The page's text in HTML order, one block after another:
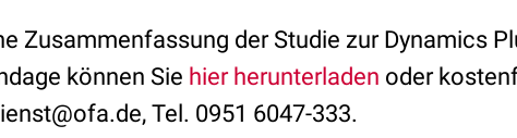
Zusammenfassung der Studie zur Dynamics
können Sie hier herunterladen oder
Tel. 0951 6047-333.